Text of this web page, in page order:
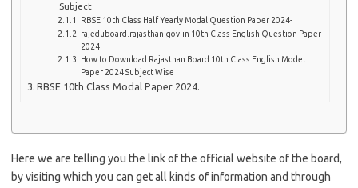
Subject
RBSE 10th Class Half Yearly Modal Question Paper 2024-
rajeduboard.rajasthan.gov.in 10th Class English Question Paper
2024
How to Download Rajasthan Board 10th Class English Model
Paper 2024 Subject Wise
RBSE 10th Class Modal Paper 2024.
Here we are telling you the link of the official website of the board,
by visiting which you can get all kinds of information and through